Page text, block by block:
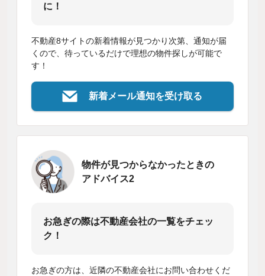
に！
不動産8サイトの新着情報が見つかり次第、通知が届
くので、待っているだけで理想の物件探しが可能で
す！
新着メール通知を受け取る
物件が見つからなかったときの
アドバイス2
お急ぎの際は不動産会社の一覧をチェッ
ク！
お急ぎの方は、近隣の不動産会社にお問い合わせくだ